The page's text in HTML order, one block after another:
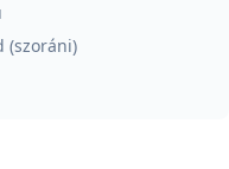
(szoráni)